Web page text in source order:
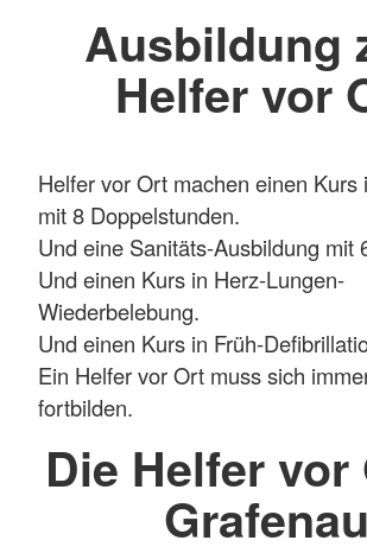
Ausbildung
Helfer vor
Helfer vor Ort machen einen Kurs
mit 8 Doppelstunden.
Und eine Sanitäts-Ausbildung mit
Und einen Kurs in Herz-Lungen-
Wiederbelebung.
Und einen Kurs in Früh-
Ein Helfer vor Ort muss sich
fortbilden.
Die Helfer vor
Grafenau